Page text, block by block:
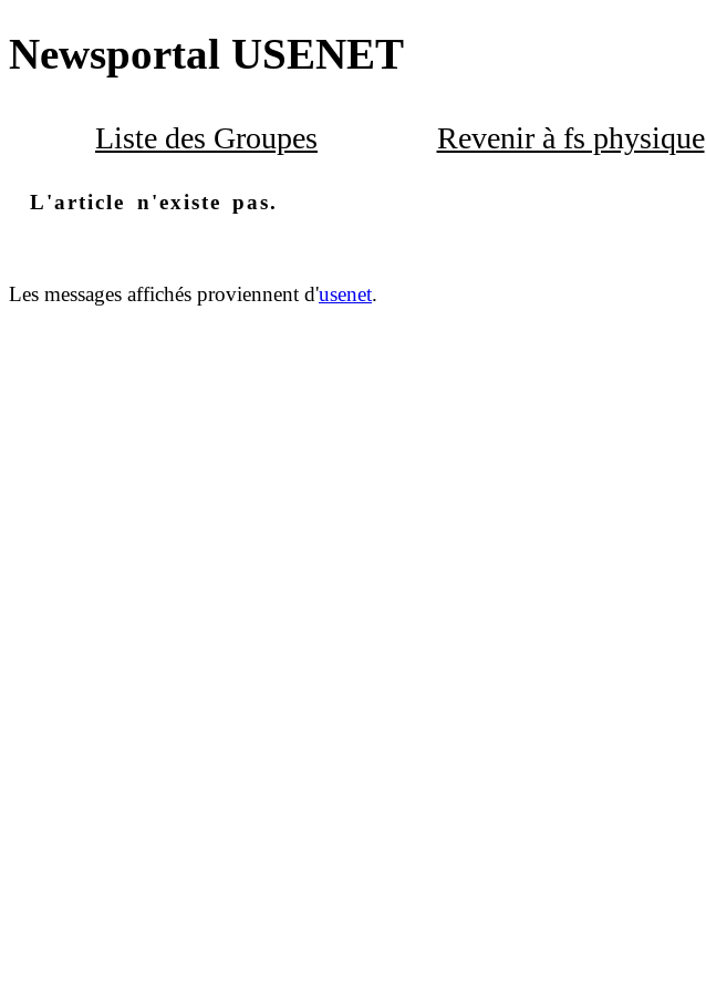
Newsportal USENET
Liste des Groupes Revenir à fs physique
L'article n'existe pas.
Les messages affichés proviennent d'usenet.